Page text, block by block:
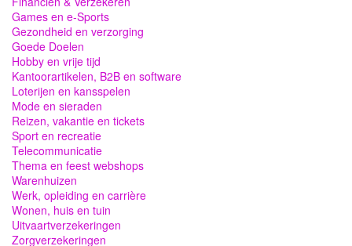
Games en e-Sports
Gezondheid en verzorging
Goede Doelen
Hobby en vrije tijd
Kantoorartikelen, B2B en software
Loterijen en kansspelen
Mode en sieraden
Reizen, vakantie en tickets
Sport en recreatie
Telecommunicatie
Thema en feest webshops
Warenhuizen
Werk, opleiding en carrière
Wonen, huis en tuin
Uitvaartverzekeringen
Zorgverzekeringen